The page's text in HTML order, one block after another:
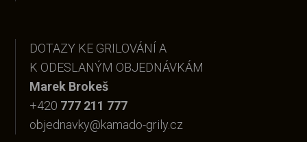
DOTAZY KE GRILOVÁNÍ A
K ODESLANÝM OBJEDNÁVKÁM
Marek Brokeš
+420 777 211 777
objednavky@kamado-grily.cz